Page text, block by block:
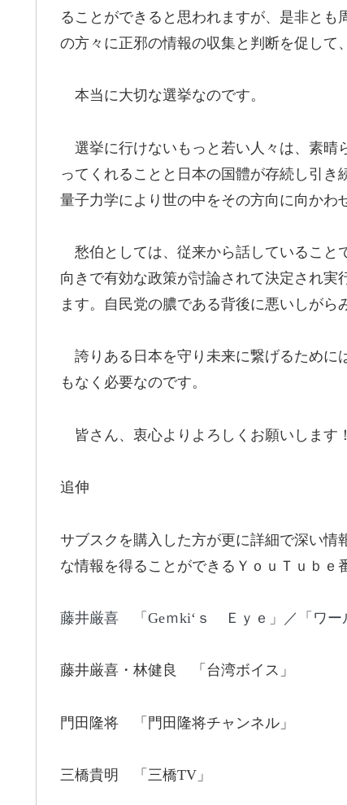
ることができると思われますが、是非と
の方々に正邪の情報の収集と判断を促して
本当に大切な選挙なのです。
選挙に行けないもっと若い人々は、素晴
ってくれることと日本の国體が存続し引き
量子力学により世の中をその方向に向かわ
愁伯としては、従来から話していること
向きで有効な政策が討論されて決定され
ます。自民党の膿である背後に悪いしがら
誇りある日本を守り未来に繋げるために
もなく必要なのです。
皆さん、衷心よりよろしくお願いします！
追伸
サブスクを購入した方が更に詳細で深い情
な情報を得ることができるＹｏｕＴｕｂｅ
藤井厳喜 「Geｍki‘ｓ Ｅｙｅ」／「ワー
藤井厳喜・林健良 「台湾ボイス」
門田隆将 「門田隆将チャンネル」
三橋貴明 「三橋TV」